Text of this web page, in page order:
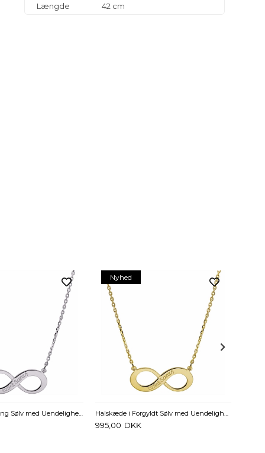
Længde
42 cm
Halskæde i Sterling Sølv med Uendelighedstegn og Gravering
Nyhed
Halskæde i Forgyldt Sølv med Uendelighedstegn og Gravering
995,00 DKK